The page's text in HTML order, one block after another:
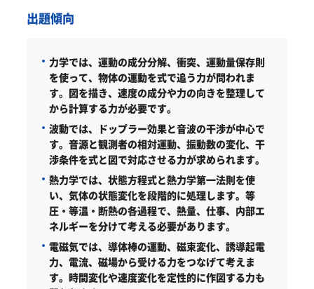
出題傾向
力学では、運動の成分分解、衝突、運動量保存則
を使って、物体の運動を式で追う力が問われま
す。図を描き、速度の成分や力の向きを整理して
から計算する力が必要です。
波動では、ドップラー効果と音波の干渉が中心で
す。音源と観測者の相対運動、振動数の変化、干
渉条件を式と図で対応させる力が求められます。
熱力学では、状態方程式と熱力学第一法則を使
い、気体の状態変化を段階的に処理します。等
圧・等温・断熱の各過程で、熱量、仕事、内部エ
ネルギーを分けて考える必要があります。
電磁気では、導体棒の運動、磁束変化、誘導起電
力、電流、磁場から受ける力をつなげて考えま
す。時間変化や速度変化を定性的に作図する力も